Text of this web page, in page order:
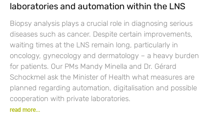
laboratories and automation within the LNS
Biopsy analysis plays a crucial role in diagnosing serious
diseases such as cancer. Despite certain improvements,
waiting times at the LNS remain long, particularly in
oncology, gynecology and dermatology – a heavy burden
for patients. Our PMs Mandy Minella and Dr. Gérard
Schockmel ask the Minister of Health what measures are
planned regarding automation, digitalisation and possible
cooperation with private laboratories.
read more...